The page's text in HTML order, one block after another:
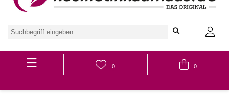
Hauptmenü
0 0